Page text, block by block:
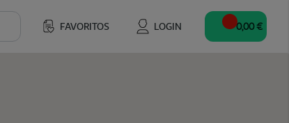
FAVORITOS LOGIN 0,00 €